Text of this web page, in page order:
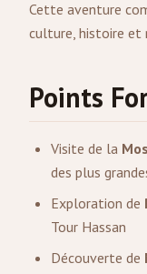
Cette aventure
culture, histoire et
Points
Visite de la
des plus
Exploration de
Tour Hassan
Découverte de